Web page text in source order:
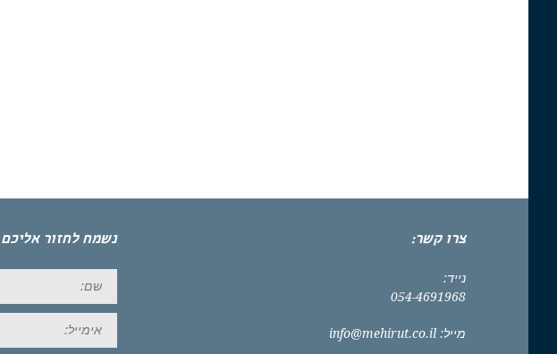
צרו קשר:
נייד:
054-4691968
מייל: info@mehirut.co.il
נשמח לחזור